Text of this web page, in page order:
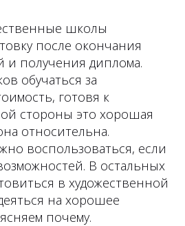
школы
после окончания
и получения диплома.
обучаться за
готовя к
стороны это хорошая
относительна.
воспользоваться, если
В остальных
в художественной
на хорошее
почему.